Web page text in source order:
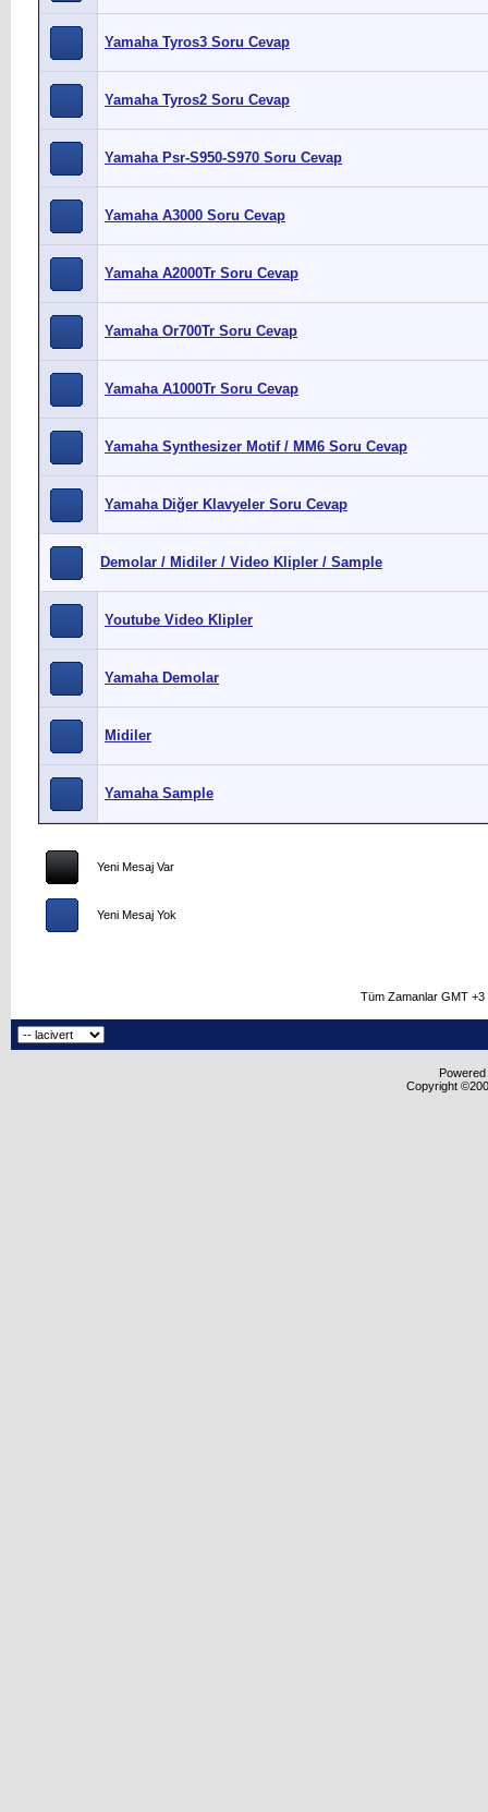
Yamaha Tyros3 Soru Cevap
Yamaha Tyros2 Soru Cevap
Yamaha Psr-S950-S970 Soru Cevap
Yamaha A3000 Soru Cevap
Yamaha A2000Tr Soru Cevap
Yamaha Or700Tr Soru Cevap
Yamaha A1000Tr Soru Cevap
Yamaha Synthesizer Motif / MM6 Soru Cevap
Yamaha Diğer Klavyeler Soru Cevap
Demolar / Midiler / Video Klipler / Sample
Youtube Video Klipler
Yamaha Demolar
Midiler
Yamaha Sample
Yeni Mesaj Var
Yeni Mesaj Yok
Tüm Zamanlar GMT
Copyright